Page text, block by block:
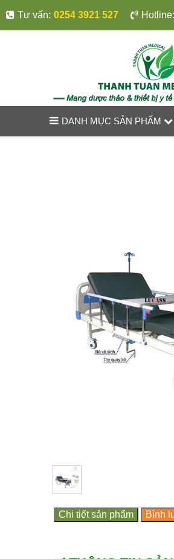
Tư vấn: 0254 3921 527 Hotline:
DANH MỤC SẢN PHẨM
Chi tiết sản phẩm Bình